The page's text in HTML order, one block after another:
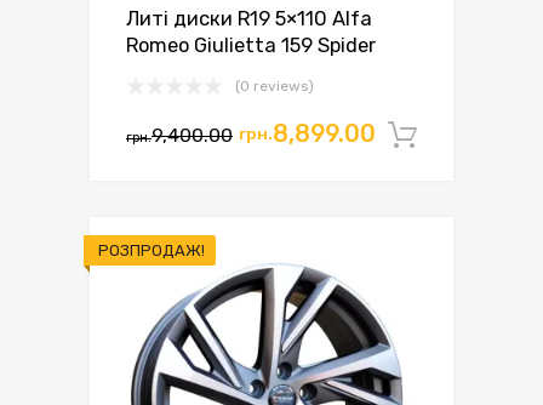
Литі диски R19 5×110 Alfa
Romeo Giulietta 159 Spider
(0 reviews)
грн.9,400.00 Оригінальна
грн.8,899.00 Поточна
РОЗПРОДАЖ!